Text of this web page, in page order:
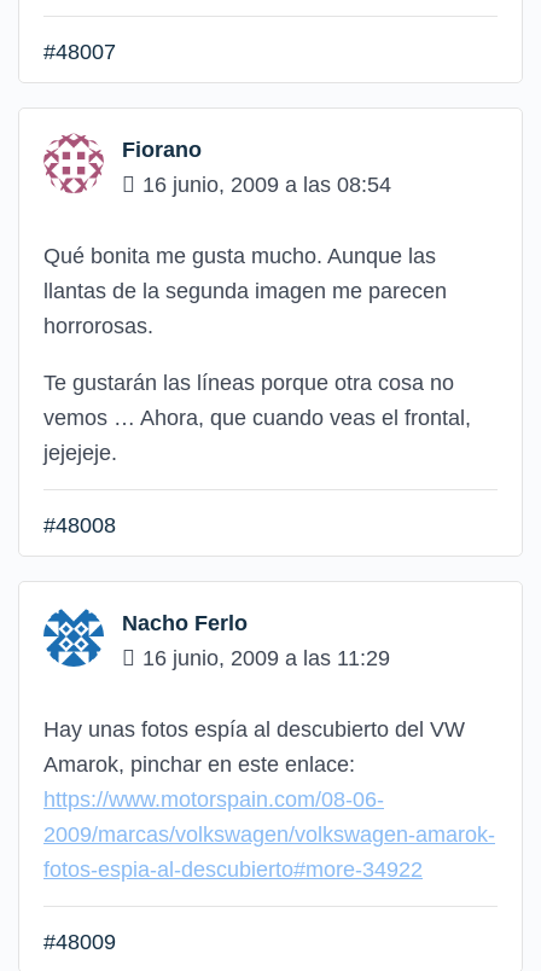
#48007
Fiorano
16 junio, 2009 a las 08:54
Qué bonita me gusta mucho. Aunque las
llantas de la segunda imagen me parecen
horrorosas.
Te gustarán las líneas porque otra cosa no
vemos … Ahora, que cuando veas el frontal,
jejejeje.
#48008
Nacho Ferlo
16 junio, 2009 a las 11:29
Hay unas fotos espía al descubierto del VW
Amarok, pinchar en este enlace:
https://www.motorspain.com/08-06-
2009/marcas/volkswagen/volkswagen-amarok-
fotos-espia-al-descubierto#more-34922
#48009